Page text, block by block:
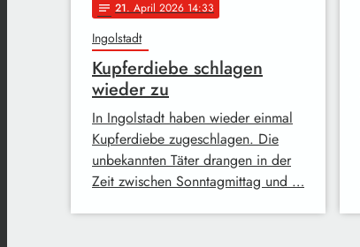
notes 21. April 2026 14:33
Ingolstadt
Kupferdiebe schlagen
wieder zu
In Ingolstadt haben wieder einmal
Kupferdiebe zugeschlagen. Die
unbekannten Täter drangen in der
Zeit zwischen Sonntagmittag und …